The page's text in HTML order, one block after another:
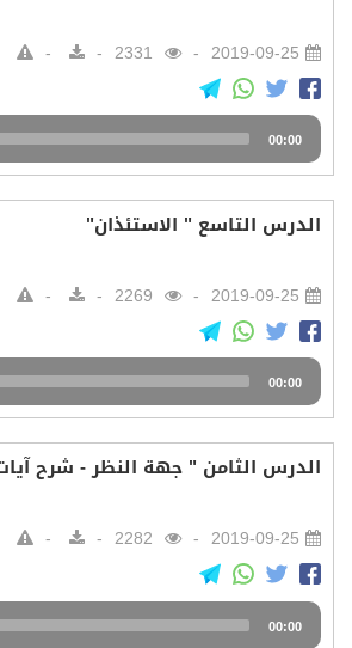
2019-09-25
Audio
Player
00:00
الدرس التاسع " الاستئذان"
2019-09-25
Audio
Player
00:00
الدرس الثامن " جهة النظر - شرح
2019-09-25
Audio
Player
00:00